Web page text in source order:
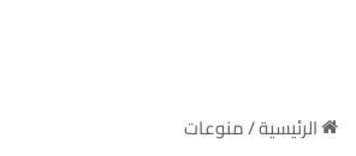
الرئيسية/منوعات